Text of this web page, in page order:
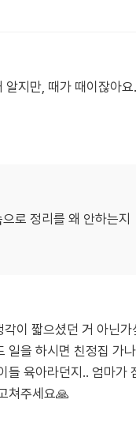
지만, 때가 때이잖아
로 정리를 왜 안하는지
이 짧으셨던 거 아닌
을 하시면 친정집 가
육아라던지.. 엄마가
쳐주세요🙏